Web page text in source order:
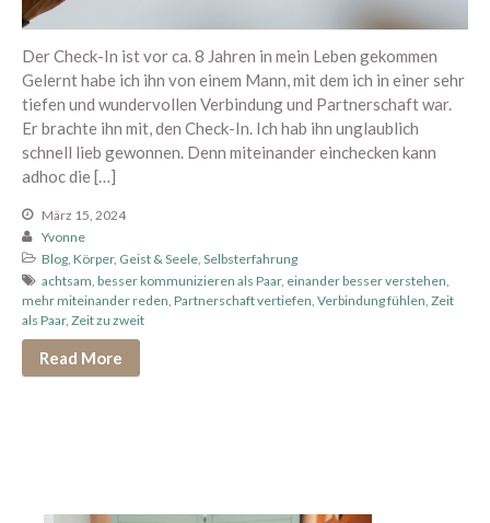
August 2026
Juli 2026
Juni 2026
Mai 2026
April 2026
Januar 2026
Dezember 2025
Mai 2025
Der Check-In ist vor ca. 8 Jahren in mein Leben gekommen
Gelernt habe ich ihn von einem Mann, mit dem ich in einer sehr
tiefen und wundervollen Verbindung und Partnerschaft war.
Er brachte ihn mit, den Check-In. Ich hab ihn unglaublich
schnell lieb gewonnen. Denn miteinander einchecken kann
adhoc die […]
März 15, 2024
Yvonne
Blog, Körper, Geist & Seele, Selbsterfahrung
achtsam, besser kommunizieren als Paar, einander besser verstehen,
mehr miteinander reden, Partnerschaft vertiefen, Verbindung fühlen, Zeit
als Paar, Zeit zu zweit
Read More